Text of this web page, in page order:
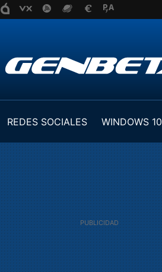
REDES SOCIALES WINDOWS 10